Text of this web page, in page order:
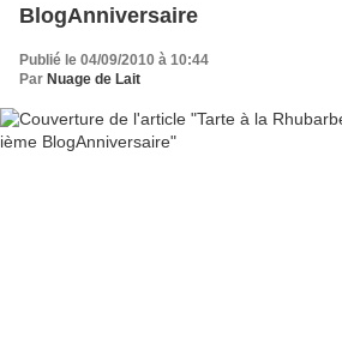
BlogAnniversaire
Publié le 04/09/2010 à 10:44
Par Nuage de Lait